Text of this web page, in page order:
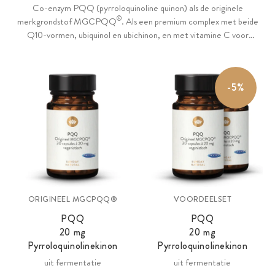
Co-enzym PQQ (pyrroloquinoline quinon) als de originele
merkgrondstof MGCPQQ®. Als een premium complex met beide
Q10-vormen, ubiquinol en ubichinon, en met vitamine C voor
ORIGINEEL MGCPQQ®
PQQ
20 mg
Pyrroloquinolinekinon
uit fermentatie
-5%
VOORDEELSET
PQQ
20 mg
Pyrroloquinolinekinon
uit fermentatie